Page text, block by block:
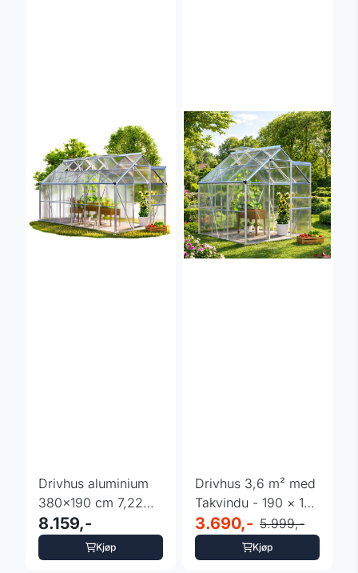
Drivhus aluminium
380x190 cm 7,22m2
med 4 vinduer
8.159,-
Kjøp
Drivhus 3,6 m² med
Takvindu - 190 × 190
× 195 cm
3.690,- 5.999,-
Kjøp